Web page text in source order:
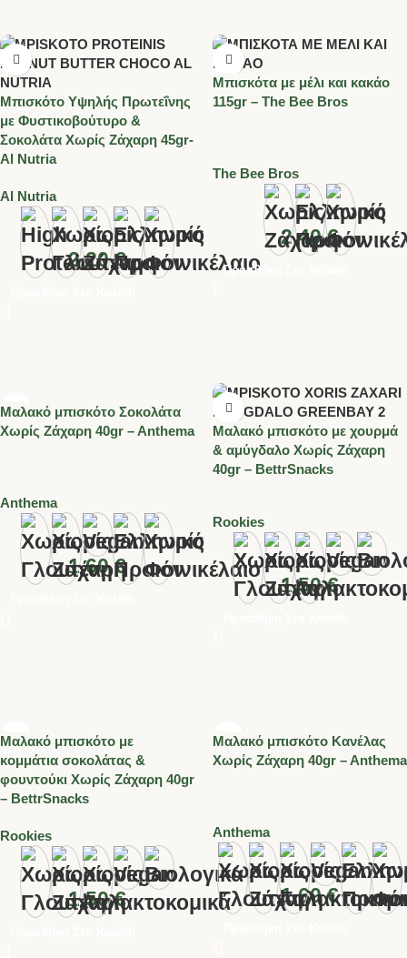
Μπισκότο Υψηλής Πρωτεΐνης
με Φυστικοβούτυρο &
Σοκολάτα Χωρίς Ζάχαρη 45gr-
Al Nutria
Al Nutria
2.20€
Μπισκότα με μέλι και κακάο
115gr – The Bee Bros
The Bee Bros
2.40€
Προσθήκη Στο Καλάθι
Μαλακό μπισκότο Σοκολάτα
Χωρίς Ζάχαρη 40gr – Anthema
Anthema
1.60€
Μαλακό μπισκότο με χουρμά
& αμύγδαλο Χωρίς Ζάχαρη
40gr – BettrSnacks
Rookies
1.50€
Μαλακό μπισκότο με
κομμάτια σοκολάτας &
φουντούκι Χωρίς Ζάχαρη 40gr
– BettrSnacks
Rookies
1.50€
Μαλακό μπισκότο Κανέλας
Χωρίς Ζάχαρη 40gr – Anthema
Anthema
1.60€